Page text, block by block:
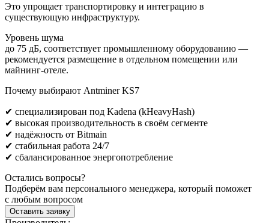
Это упрощает транспортировку и интеграцию в
существующую инфраструктуру.
Уровень шума
до 75 дБ, соответствует промышленному оборудованию —
рекомендуется размещение в отдельном помещении или
майнинг-отеле.
Почему выбирают Antminer KS7
✔ специализирован под Kadena (kHeavyHash)
✔ высокая производительность в своём сегменте
✔ надёжность от Bitmain
✔ стабильная работа 24/7
✔ сбалансированное энергопотребление
Остались вопросы?
Подберём вам персонального менеджера, который поможет
с любым вопросом
Оставить заявку